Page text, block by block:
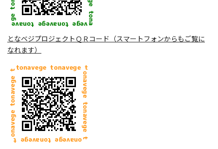
となベジプロジェクトＱＲコード（スマートフォンからもご覧に
なれます）